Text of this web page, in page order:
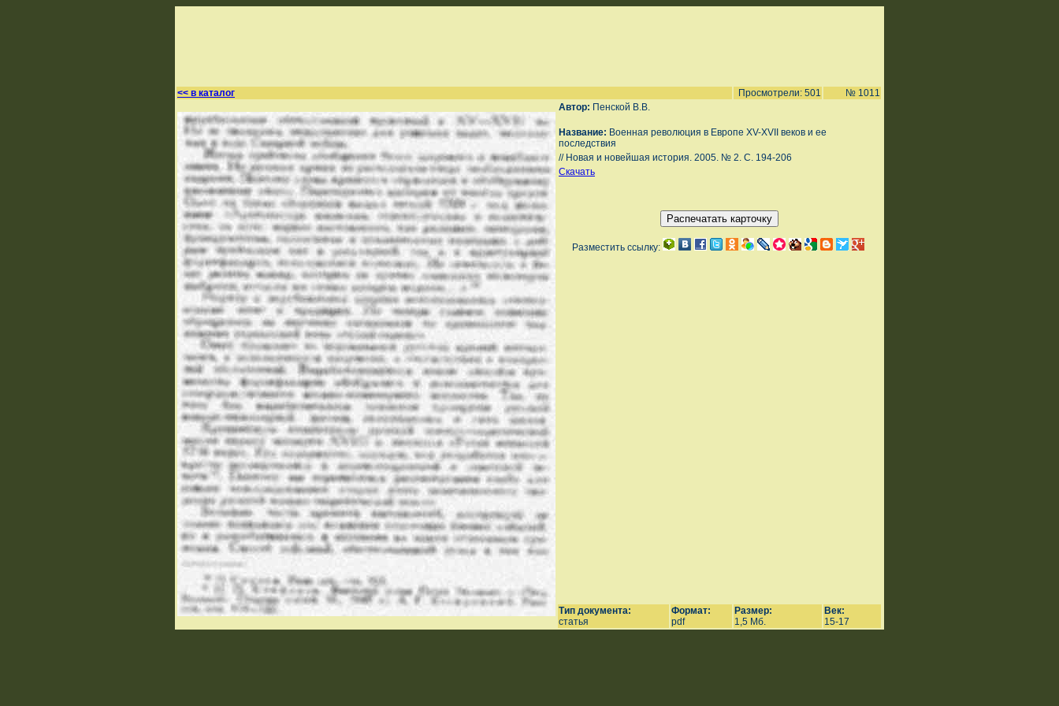
<< в каталог Просмотрели: 501
№ 1011
Автор: Пенской В.В.
Название: Военная революция в Европе XV-XVII веков и ее
последствия
// Новая и новейшая история. 2005. № 2. С. 194-206
Скачать
Разместить ссылку:
Тип документа:
статья
Формат:
pdf
Размер:
1,5 Мб.
Век:
15-17